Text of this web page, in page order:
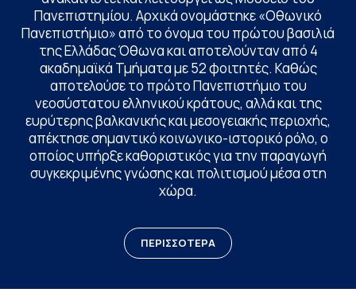
Πανεπιστημίου. Αρχικά ονομάστηκε «Οθωνικό
Πανεπιστήμιο» από το όνομα του πρώτου βασιλιά
της Ελλάδας Όθωνα και αποτελούνταν από 4
ακαδημαϊκά Τμήματα με 52 φοιτητές. Καθώς
αποτελούσε το πρώτο Πανεπιστήμιο του
νεοσύστατου ελληνικού κράτους, αλλά και της
ευρύτερης βαλκανικής και μεσογειακής περιοχής,
απέκτησε σημαντικό κοινωνικο-ιστορικό ρόλο, ο
οποίος υπήρξε καθοριστικός για την παραγωγή
συγκεκριμένης γνώσης και πολιτισμού μέσα στη
χώρα.
ΠΕΡΙΣΣΟΤΕΡΑ